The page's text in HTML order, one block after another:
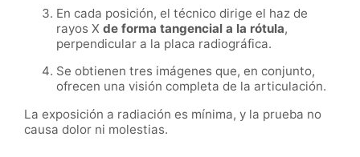
En cada posición, el técnico dirige el haz de
rayos X de forma tangencial a la rótula,
perpendicular a la placa radiográfica.
Se obtienen tres imágenes que, en conjunto,
ofrecen una visión completa de la articulación.
La exposición a radiación es mínima, y la prueba no
causa dolor ni molestias.